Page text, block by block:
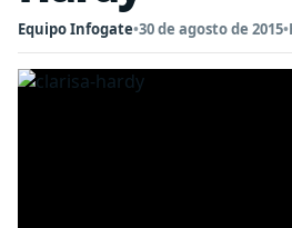
Equipo Infogate•30 de agosto de 2015•